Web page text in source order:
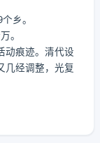
乡。
。
动痕迹。清代设
几经调整，光复